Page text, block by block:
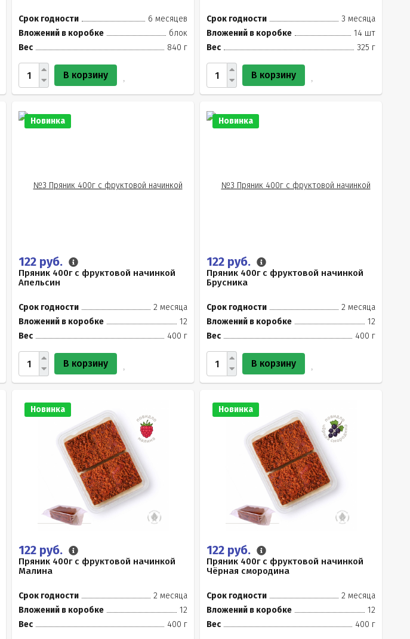
Срок годности
6 месяцев
Вложений в коробке
блок
Вес
840 г
В корзину
Срок годности
3 месяца
Вложений в коробке
14 шт
Вес
325 г
В корзину
Новинка
122 руб.
Пряник 400г с фруктовой начинкой
Апельсин
Срок годности
2 месяца
Вложений в коробке
12
Вес
400 г
В корзину
Новинка
122 руб.
Пряник 400г с фруктовой начинкой
Брусника
Срок годности
2 месяца
Вложений в коробке
12
Вес
400 г
В корзину
Новинка
122 руб.
Пряник 400г с фруктовой начинкой
Малина
Срок годности
2 месяца
Вложений в коробке
12
Вес
400 г
Новинка
122 руб.
Пряник 400г с фруктовой начинкой
Чёрная смородина
Срок годности
2 месяца
Вложений в коробке
12
Вес
400 г